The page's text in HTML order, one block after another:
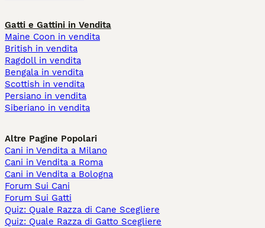
Gatti e Gattini in Vendita
Maine Coon in vendita
British in vendita
Ragdoll in vendita
Bengala in vendita
Scottish in vendita
Persiano in vendita
Siberiano in vendita
Altre Pagine Popolari
Cani in Vendita a Milano
Cani in Vendita a Roma
Cani in Vendita a Bologna
Forum Sui Cani
Forum Sui Gatti
Quiz: Quale Razza di Cane Scegliere
Quiz: Quale Razza di Gatto Scegliere